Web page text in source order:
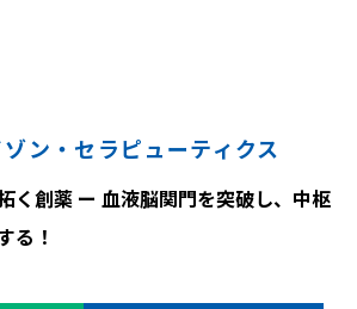
ン・セラピューティクス
く創薬 ー 血液脳関門を突破し、中枢
る！